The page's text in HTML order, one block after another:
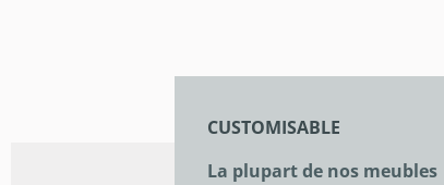
CUSTOMISABLE
La plupart de nos meubles